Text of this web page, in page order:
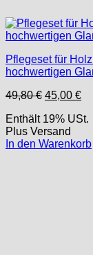
Pflegeset für
hochwertigen
49,80€
war:
49,80 €
45,00 €
ist:
Enthält 19% USt.
Plus Versand
In den Warenkorb